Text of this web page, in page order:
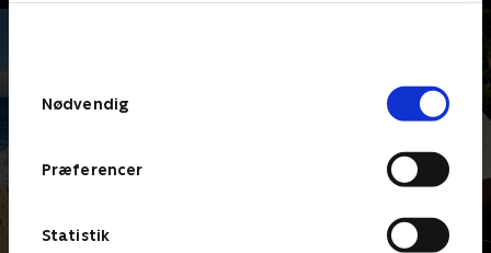
Nødvendig
Præferencer
Statistik